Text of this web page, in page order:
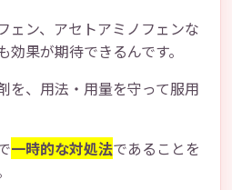
ェン、アセトアミノフェンな
果が期待できるんです。
を、用法・用量を守って服用
一時的な対処法であることを